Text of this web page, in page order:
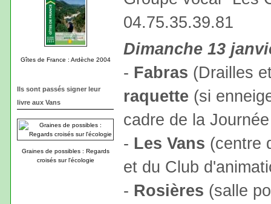
Gîtes de France : Ardèche 2004
Ils sont passés signer leur
livre aux Vans
Graines de possibles : Regards
croisés sur l'écologie
04.75.35.39.81
Dimanche 13
- Fabras (Drailles
raquette (si
cadre de la
- Les Vans (centre
et du Club
- Rosières (salle